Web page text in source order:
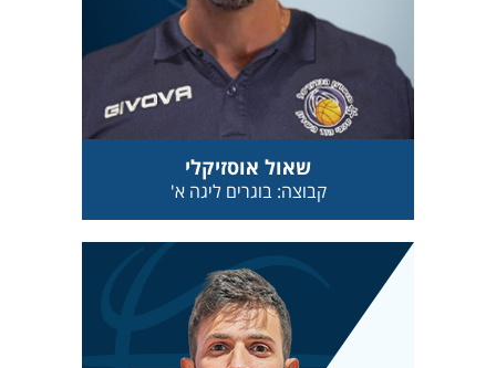
שאול אוסזיקלי
קבוצה: בוגרים ליגה א'